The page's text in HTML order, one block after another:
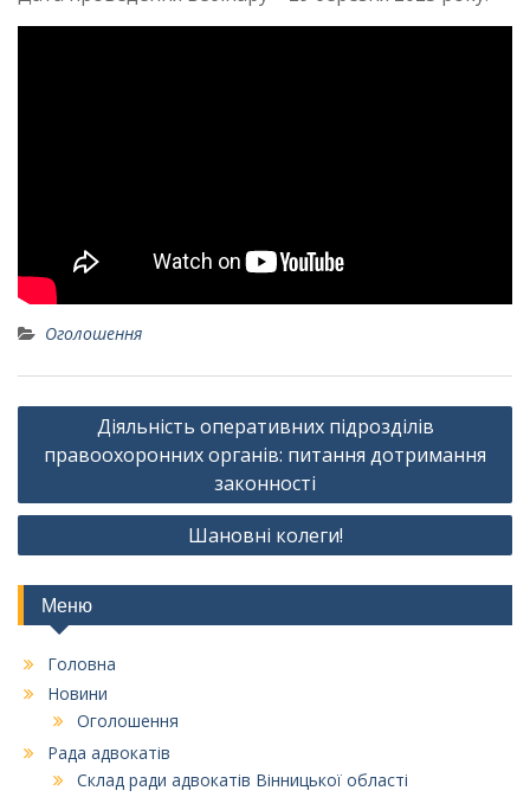
Оголошення
Навігація
записів
Діяльність оперативних підрозділів
правоохоронних органів: питання дотримання
законності
Шановні колеги!
Меню
Головна
Новини
Оголошення
Рада адвокатів
Склад ради адвокатів Вінницької області